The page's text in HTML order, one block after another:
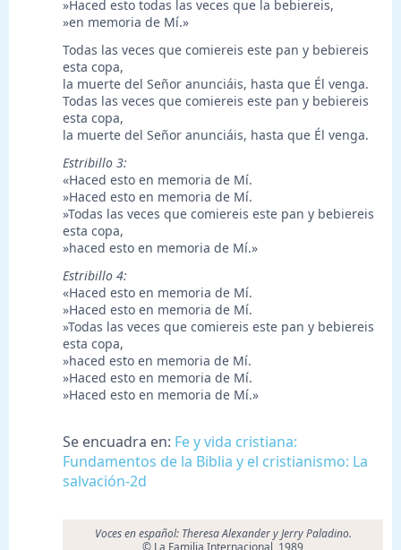
»Haced esto todas las veces que la bebiereis,
»en memoria de Mí.»
Todas las veces que comiereis este pan y bebiereis
esta copa,
la muerte del Señor anunciáis, hasta que Él venga.
Todas las veces que comiereis este pan y bebiereis
esta copa,
la muerte del Señor anunciáis, hasta que Él venga.
Estribillo 3:
«Haced esto en memoria de Mí.
»Haced esto en memoria de Mí.
»Todas las veces que comiereis este pan y bebiereis
esta copa,
»haced esto en memoria de Mí.»
Estribillo 4:
«Haced esto en memoria de Mí.
»Haced esto en memoria de Mí.
»Todas las veces que comiereis este pan y bebiereis
esta copa,
»haced esto en memoria de Mí.
»Haced esto en memoria de Mí.
»Haced esto en memoria de Mí.»
Se encuadra en: Fe y vida cristiana:
Fundamentos de la Biblia y el cristianismo: La
salvación-2d
Voces en español: Theresa Alexander y Jerry Paladino.